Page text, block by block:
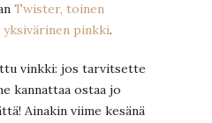
Twister, toinen
yksivärinen pinkki.
vinkki: jos tarvitsette
kannattaa ostaa jo
Ainakin viime kesänä